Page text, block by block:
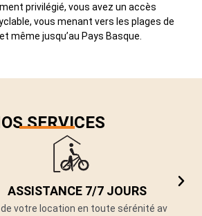
privilégié, vous avez un accès
vous menant vers les plages de
même jusqu’au Pays Basque.
SERVICES
7/7 JOURS
location en toute sérénité avec un